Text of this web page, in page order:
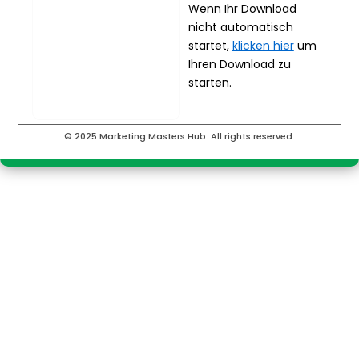
Wenn Ihr Download
nicht automatisch
startet, klicken hierum
Ihren Download zu
starten.
© 2025 Marketing Masters Hub. All rights reserved.